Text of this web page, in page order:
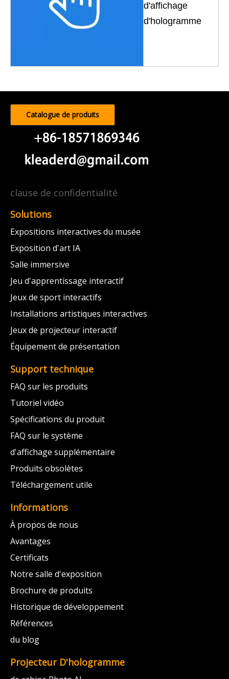
d'affichage
d'hologramme
Catalogue de produits
clause de confidentialité
Solutions
Expositions interactives du musée
Exposition d'art IA
Salle immersive
Jeu d'apprentissage interactif
Jeux de sport interactifs
Installations artistiques interactives
Jeux de projecteur interactif
Équipement de présentation
Support technique
FAQ sur les produits
Tutoriel vidéo
Spécifications du produit
FAQ sur le système
d'affichage supplémentaire
Produits obsolètes
Téléchargement utile
Informations
À propos de nous
Avantages
Certificats
Notre salle d'exposition
Brochure de produits
Historique de développement
Références
du blog
Projecteur D'hologramme